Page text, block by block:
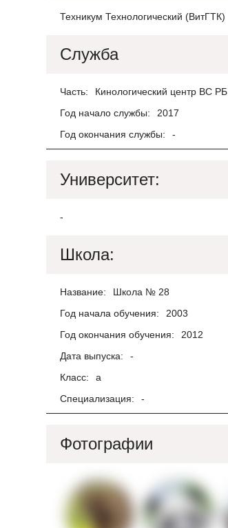
Техникум Технологический (ВитГТК)
Служба
Часть:
Кинологический центр ВС РБ
Год начало службы:
2017
Год окончания службы:
-
Университет:
-
Школа:
Название:
Школа № 28
Год начала обучения:
2003
Год окончания обучения:
2012
Дата выпуска:
-
Класс:
а
Специализация:
-
Фотографии